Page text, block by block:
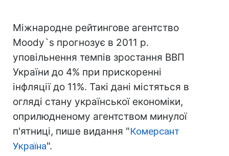
Міжнародне рейтингове агентство
Moody`s прогнозує в 2011 р.
уповільнення темпів зростання ВВП
України до 4% при прискоренні
інфляції до 11%. Такі дані містяться в
огляді стану української економіки,
оприлюдненому агентством минулої
п'ятниці, пише видання "Комерсант
Україна".